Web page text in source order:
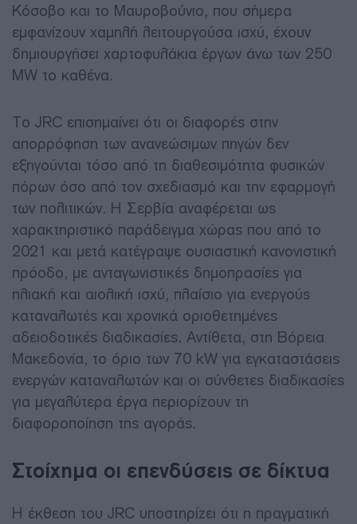
Κόσοβο και το Μαυροβούνιο, που σήμερα
εμφανίζουν χαμηλή λειτουργούσα ισχύ, έχουν
δημιουργήσει χαρτοφυλάκια έργων άνω των 250
MW το καθένα.
Το JRC επισημαίνει ότι οι διαφορές στην
απορρόφηση των ανανεώσιμων πηγών δεν
εξηγούνται τόσο από τη διαθεσιμότητα φυσικών
πόρων όσο από τον σχεδιασμό και την εφαρμογή
των πολιτικών. Η Σερβία αναφέρεται ως
χαρακτηριστικό παράδειγμα χώρας που από το
2021 και μετά κατέγραψε ουσιαστική κανονιστική
πρόοδο, με ανταγωνιστικές δημοπρασίες για
ηλιακή και αιολική ισχύ, πλαίσιο για ενεργούς
καταναλωτές και χρονικά οριοθετημένες
αδειοδοτικές διαδικασίες. Αντίθετα, στη Βόρεια
Μακεδονία, το όριο των 70 kW για εγκαταστάσεις
ενεργών καταναλωτών και οι σύνθετες διαδικασίες
για μεγαλύτερα έργα περιορίζουν τη
διαφοροποίηση της αγοράς.
Στοίχημα οι επενδύσεις σε δίκτυα
Η έκθεση του JRC υποστηρίζει ότι η πραγματική